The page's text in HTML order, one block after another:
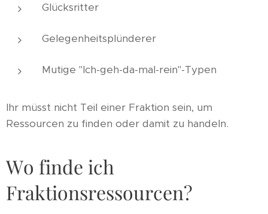
Glücksritter
Gelegenheitsplünderer
Mutige "Ich-geh-da-mal-rein"-Typen
Ihr müsst nicht Teil einer Fraktion sein, um
Ressourcen zu finden oder damit zu handeln.
Wo finde ich
Fraktionsressourcen?